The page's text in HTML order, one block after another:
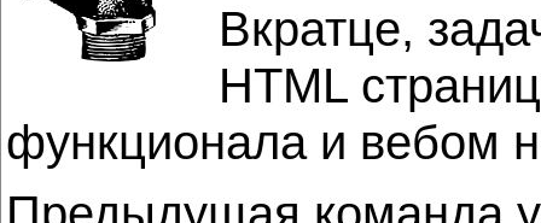
Вкратце,
HTML
функционала и вебом